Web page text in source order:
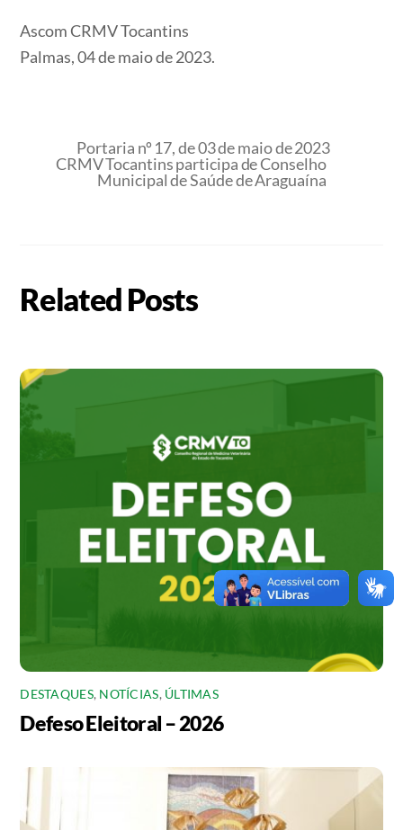
Ascom CRMV Tocantins
Palmas, 04 de maio de 2023.
Portaria nº 17, de 03 de maio de 2023
CRMV Tocantins participa de Conselho
Municipal de Saúde de Araguaína
Related Posts
DESTAQUES, NOTÍCIAS, ÚLTIMAS
Defeso Eleitoral – 2026